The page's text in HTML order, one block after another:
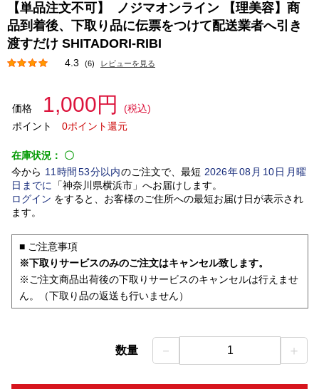
【単品注文不可】 ノジマオンライン 【理美容】商
品到着後、下取り品に伝票をつけて配送業者へ引き
渡すだけ SHITADORI-RIBI
4.3 (6) レビューを見る
価格 1,000円
(税込)
ポイント
0ポイント還元
在庫状況： 〇
今から 11 時間 53分以内のご注文で、最短 2026年08 月 10日月曜
日 までに 「神奈川県横浜市」 へお届けします。
ログイン をすると、お客様のご住所への最短お届け日が表示され
ます。
■ ご注意事項
※下取りサービスのみのご注文はキャンセル致します。
※ご注文商品出荷後の下取りサービスのキャンセルは行えませ
ん。（下取り品の返送も行いません）
数量 － 1 ＋